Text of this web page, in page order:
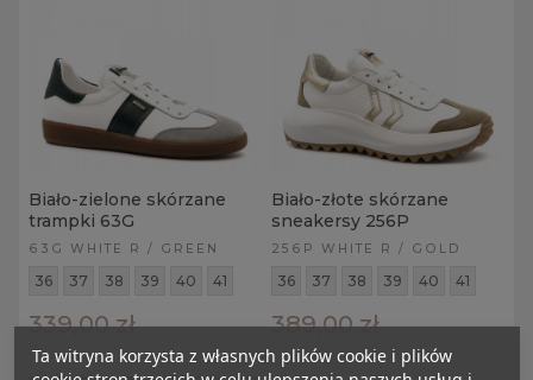
Biało-zielone skórzane
trampki 63G
63G WHITE R / GREEN
36 37 38 39 40 41
339,00 zł
Biało-złote skórzane
sneakersy 256P
256P WHITE R / GOLD
36 37 38 39 40 41
389,00 zł
Ta witryna korzysta z własnych plików cookie i plików